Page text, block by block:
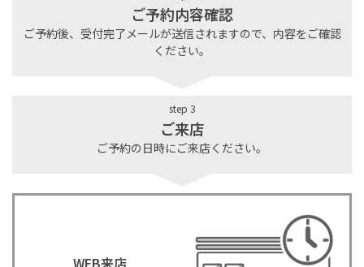
ご予約内容確認
ご予約後、受付完了メールが送信されますので、内容をご確認
ください。
step 3
ご来店
ご予約の日時にご来店ください。
WEB来店